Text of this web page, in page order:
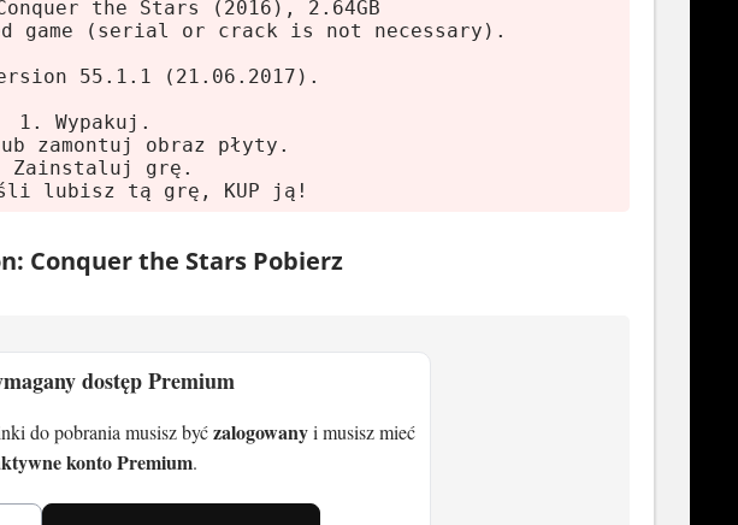
GT
Ti
the Stars (2016), 2.64GB
game (serial or crack is not necessary).
55.1.1 (21.06.2017).
1. Wypakuj.
zamontuj obraz płyty.
Zainstaluj grę.
lubisz tą grę, KUP ją!
Conquer the Stars Pobierz
dostęp Premium
do pobrania musisz byćzalogowanyi musisz mieć
konto Premium.